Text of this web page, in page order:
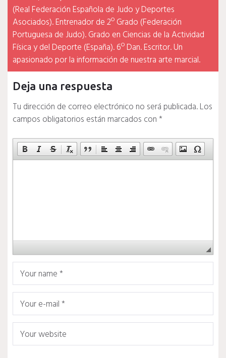
(Real Federación Española de Judo y Deportes
Asociados). Entrenador de 2º Grado (Federación
Portuguesa de Judo). Grado en Ciencias de la Actividad
Física y del Deporte (España). 6º Dan. Escritor. Un
apasionado por la información de nuestra arte marcial.
Deja una respuesta
Tu dirección de correo electrónico no será publicada.Los
campos obligatorios están marcados con*